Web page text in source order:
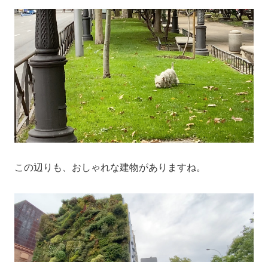
この辺りも、おしゃれな建物がありますね。